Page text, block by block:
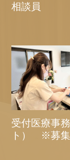
相談員
受付医療事
ト） ※募集